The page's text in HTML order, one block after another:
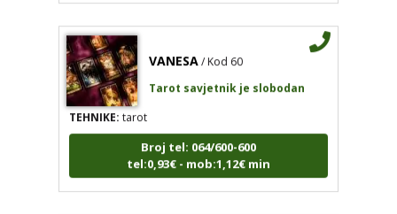
TEHNIKE:tarot
Broj tel: 064/600-600
tel:0,93€ - mob:1,12€ min